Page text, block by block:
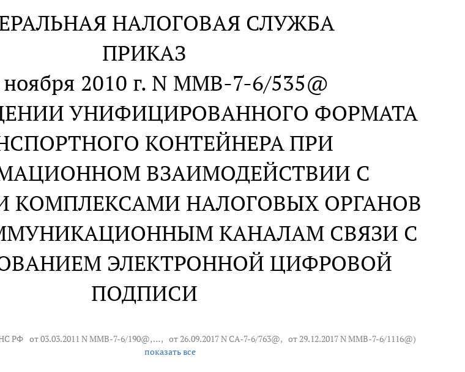
НАЛОГОВАЯ СЛУЖБА
ПРИКАЗ
ноября 2010 г. N ММВ-7-6/535@
УНИФИЦИРОВАННОГО ФОРМАТА
КОНТЕЙНЕРА ПРИ
ВЗАИМОДЕЙСТВИИ С
НАЛОГОВЫХ ОРГАНОВ
КАНАЛАМ СВЯЗИ С
ЭЛЕКТРОННОЙ ЦИФРОВОЙ
ПОДПИСИ
РФ от 03.03.2011 N ММВ-7-6/190@, … , от 26.09.2017 N СА-7-6/763@, от 29.12.2017 N ММВ-7-6/1116@)
показать все